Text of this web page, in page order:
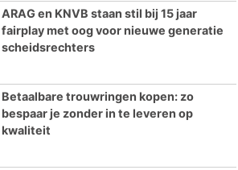
ARAG en KNVB staan stil bij 15 jaar
fairplay met oog voor nieuwe generatie
scheidsrechters
Betaalbare trouwringen kopen: zo
bespaar je zonder in te leveren op
kwaliteit